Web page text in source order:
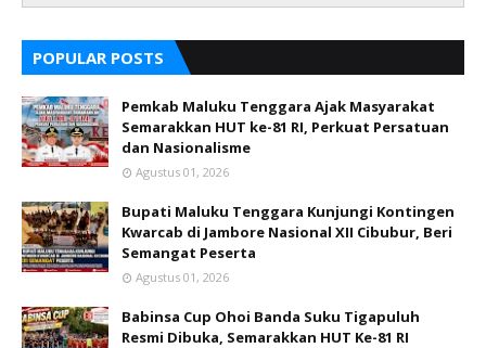
POPULAR POSTS
Pemkab Maluku Tenggara Ajak Masyarakat
Semarakkan HUT ke-81 RI, Perkuat Persatuan
dan Nasionalisme
Agustus 01, 2026
Bupati Maluku Tenggara Kunjungi Kontingen
Kwarcab di Jambore Nasional XII Cibubur, Beri
Semangat Peserta
Agustus 01, 2026
Babinsa Cup Ohoi Banda Suku Tigapuluh
Resmi Dibuka, Semarakkan HUT Ke-81 RI